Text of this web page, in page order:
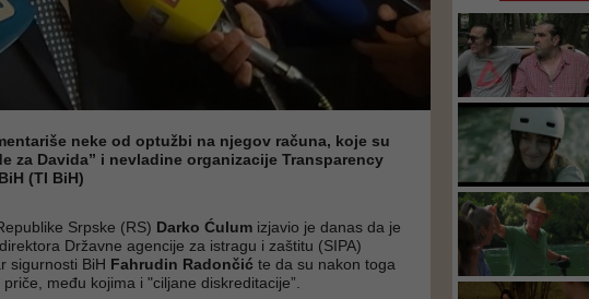
neke od optužbi na njegov računa, koje su
za Davida” i nevladine organizacije Transparency
(TI BiH)
Srpske (RS) Darko Ćulum izjavio je danas da je
Državne agencije za istragu i zaštitu (SIPA)
sigurnosti BiH Fahrudin Radončić te da su nakon toga
među kojima i "ciljane diskreditacije”.